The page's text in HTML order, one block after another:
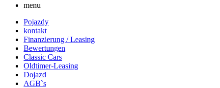
menu
Pojazdy
kontakt
Finanzierung / Leasing
Bewertungen
Classic Cars
Oldtimer-Leasing
Dojazd
AGB`s